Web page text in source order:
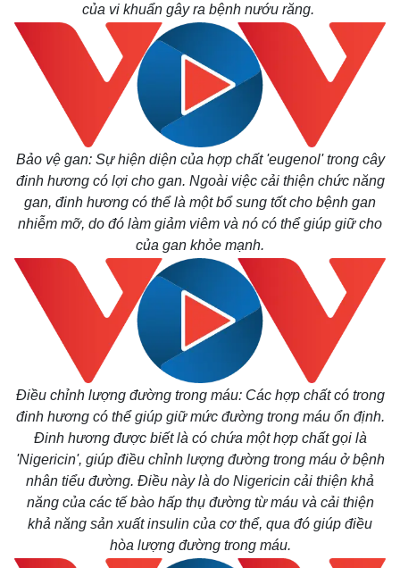
Thế giới
Multimedia
của vi khuẩn gây ra bệnh nướu răng.
Bảo vệ gan: Sự hiện diện của hợp chất 'eugenol' trong cây
đinh hương có lợi cho gan. Ngoài việc cải thiện chức năng
gan, đinh hương có thể là một bổ sung tốt cho bệnh gan
nhiễm mỡ, do đó làm giảm viêm và nó có thể giúp giữ cho
của gan khỏe mạnh.
Điều chỉnh lượng đường trong máu: Các hợp chất có trong
đinh hương có thể giúp giữ mức đường trong máu ổn định.
Đinh hương được biết là có chứa một hợp chất gọi là
'Nigericin', giúp điều chỉnh lượng đường trong máu ở bệnh
nhân tiểu đường. Điều này là do Nigericin cải thiện khả
năng của các tế bào hấp thụ đường từ máu và cải thiện
khả năng sản xuất insulin của cơ thể, qua đó giúp điều
hòa lượng đường trong máu.